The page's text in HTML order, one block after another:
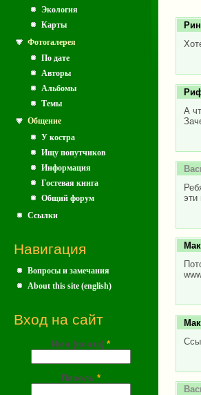
Экология
Карты
Фотогалерея
По дате
Авторы
Альбомы
Темы
Общение
У костра
Ищу попутчиков
Информация
Гостевая книга
Общий форум
Ссылки
Навигация
Вопросы и замечания
About this site (english)
Вход на сайт
Имя (почта) *
Пароль *
А
эти